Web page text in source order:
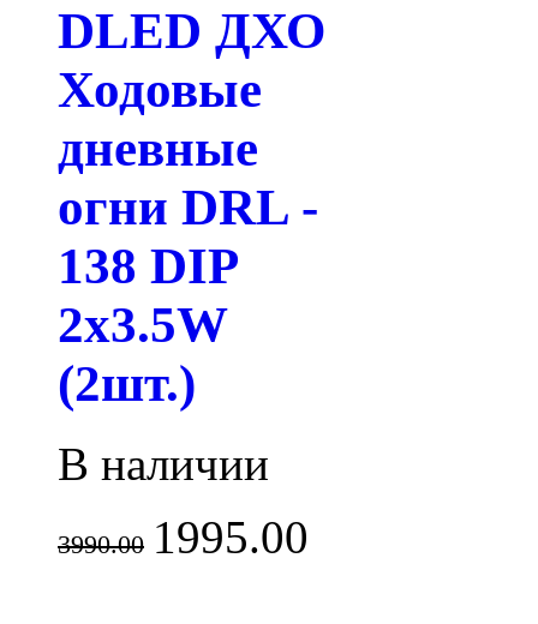
DLED ДХО
Ходовые
дневные
огни DRL -
138 DIP
2x3.5W
(2шт.)
В наличии
3990.00 1995.00